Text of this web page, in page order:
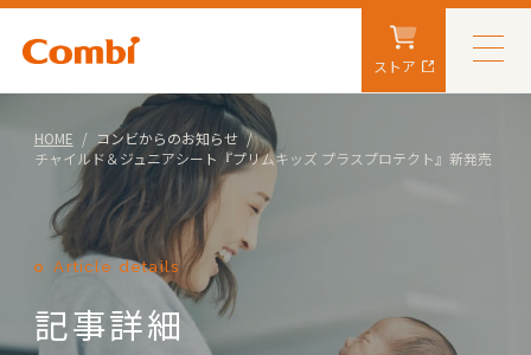
ストア
HOME
コンビからのお知らせ
チャイルド＆ジュニアシート『プリムキッズ プラスプロテクト』新発売
Article details
記事詳細